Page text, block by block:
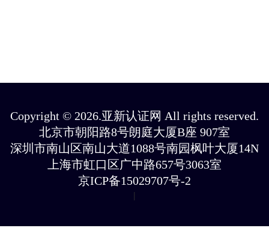
Copyright © 2026.亚新认证网 All rights reserved.
北京市朝阳路8号朗庭大厦B座 907室
深圳市南山区南山大道1088号南园枫叶大厦14N
上海市虹口区广中路657号3063室
京ICP备15029707号-2
|